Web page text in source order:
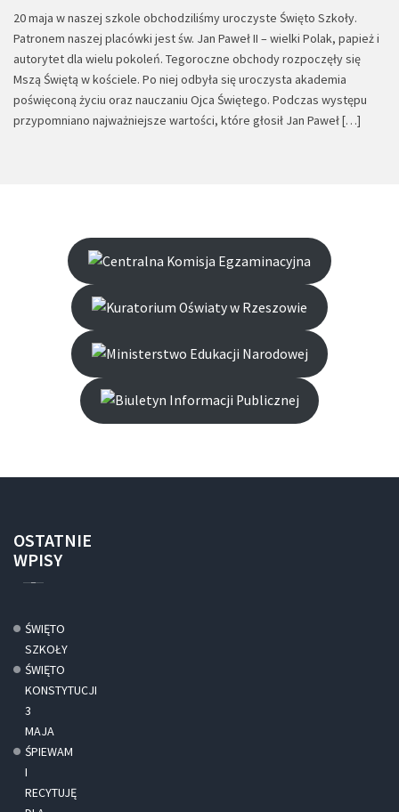
20 maja w naszej szkole obchodziliśmy uroczyste Święto Szkoły.
Patronem naszej placówki jest św. Jan Paweł II – wielki Polak, papież i
autorytet dla wielu pokoleń. Tegoroczne obchody rozpoczęły się
Mszą Świętą w kościele. Po niej odbyła się uroczysta akademia
poświęconą życiu oraz nauczaniu Ojca Świętego. Podczas występu
przypomniano najważniejsze wartości, które głosił Jan Paweł […]
OSTATNIE
WPISY
ŚWIĘTO
SZKOŁY
ŚWIĘTO
KONSTYTUCJI
3
MAJA
ŚPIEWAM
I
RECYTUJĘ